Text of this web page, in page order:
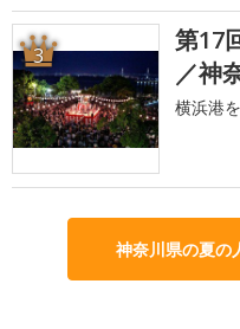
3
第17
／神
横浜港
神奈川県の夏の